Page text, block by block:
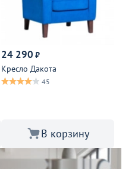
24 290 ₽
Кресло Дакота
45
В корзину